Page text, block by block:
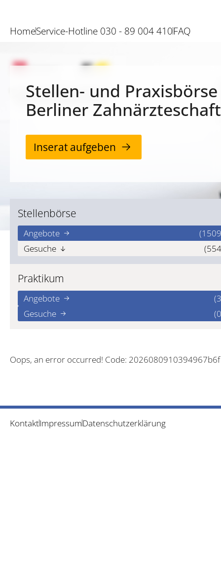
HomeService-Hotline 030 - 89 004 410FAQ
Stellen- und
Berliner Zahnärzteschaft
Inserat aufgeben
Stellenbörse
Angebote
Gesuche
Praktikum
Angebote
Gesuche
Oops, an error occurred! Code:
KontaktImpressumDatenschutzerklärung